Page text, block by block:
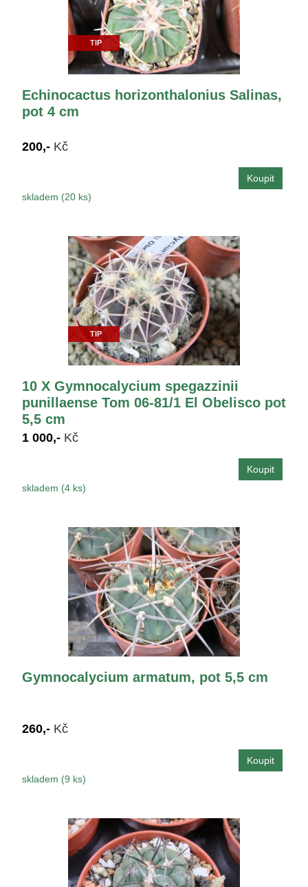
TIP
Echinocactus horizonthalonius Salinas,
pot 4 cm
200,- Kč
skladem (20 ks)
TIP
10 X Gymnocalycium spegazzinii
punillaense Tom 06-81/1 El Obelisco pot
5,5 cm
1 000,- Kč
skladem (4 ks)
Gymnocalycium armatum, pot 5,5 cm
260,- Kč
skladem (9 ks)